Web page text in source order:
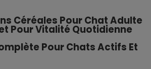
Céréales Pour Chat Adulte
Pour Vitalité Quotidienne
Pour Chats Actifs Et